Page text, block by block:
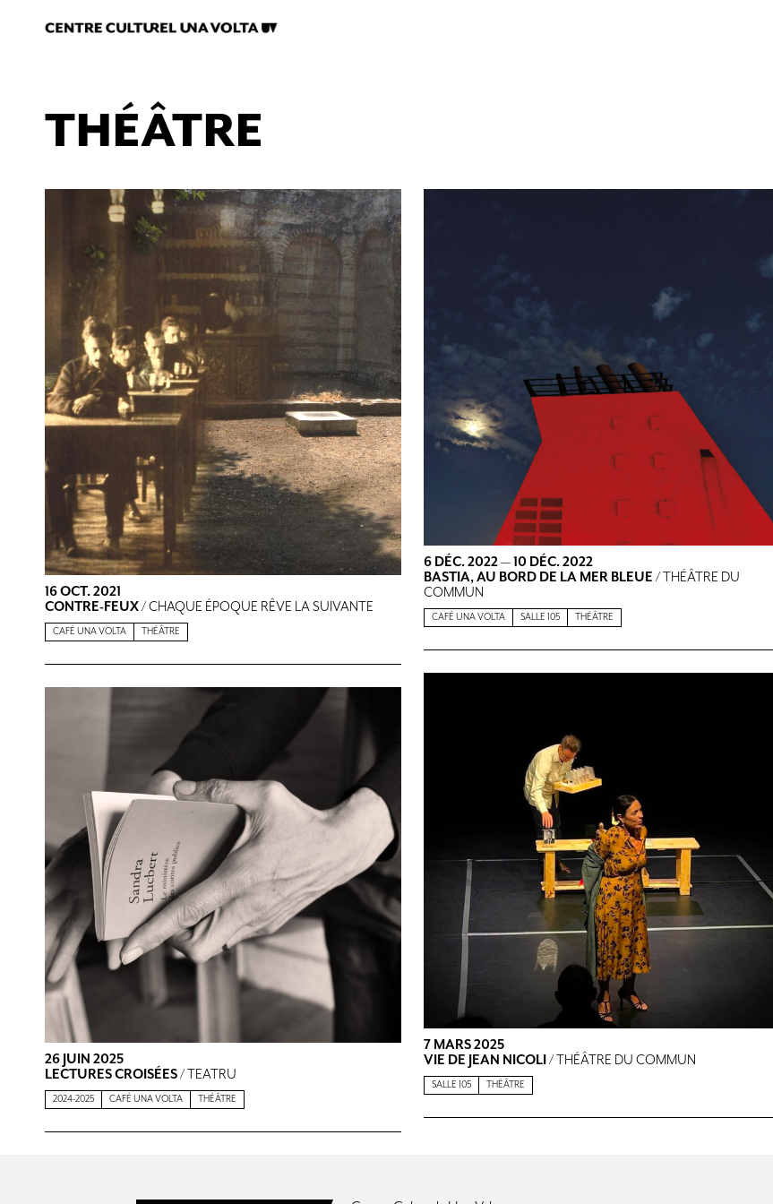
THÉÂTRE
16 OCT. 2021
CONTRE-FEUX/ CHAQUE ÉPOQUE RÊVE LA SUIVANTE
CAFÉ UNA VOLTA THÉÂTRE
6 DÉC. 2022—10 DÉC. 2022
BASTIA, AU BORD DE LA MER BLEUE / THÉÂTRE DU
COMMUN
CAFÉ UNA VOLTA SALLE 105 THÉÂTRE
7 MARS 2025
VIE DE JEAN NICOLI / THÉÂTRE DU COMMUN
SALLE 105 THÉÂTRE
26 JUIN 2025
LECTURES CROISÉES/ TEATRU
2024-2025 CAFÉ UNA VOLTA THÉÂTRE